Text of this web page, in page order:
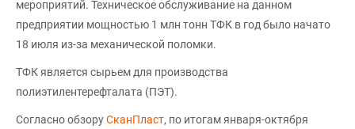
мероприятий. Техническое обслуживание на данном
предприятии мощностью 1 млн тонн ТФК в год было начато
18 июля из-за механической поломки.
ТФК является сырьем для производства
полиэтилентерефталата (ПЭТ).
Согласно обзоруСканПласт, по итогам января-октября